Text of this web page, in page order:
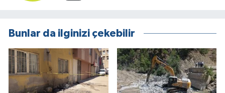
Bunlar da ilginizi çekebilir